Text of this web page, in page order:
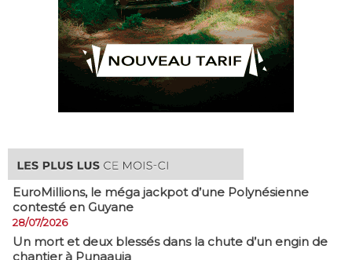
EuroMillions, ​le méga jackpot d’une Polynésienne
contesté en Guyane
28/07/2026
​Un mort et deux blessés dans la chute d’un engin de
chantier à Punaauia